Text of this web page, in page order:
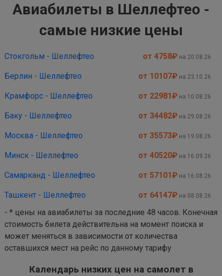
Авиабилеты в Шеллефтео -
самые низкие цены
Стокгольм - Шеллефтео от 4758₽ на 20.08.26
Берлин - Шеллефтео от 10107₽ на 23.10.26
Крамфорс - Шеллефтео от 22981₽ на 10.08.26
Баку - Шеллефтео от 34482₽ на 29.08.26
Москва - Шеллефтео от 35573₽ на 19.08.26
Минск - Шеллефтео от 40520₽ на 16.09.26
Самарканд - Шеллефтео от 57101₽ на 16.08.26
Ташкент - Шеллефтео от 64147₽ на 08.08.26
- * цены на авиабилеты за последние 48 часов. Конечная
стоимость билета действительна на момент поиска и
может меняться в зависимости от количества
оставшихся мест на рейс по данному тарифу
Календарь низких цен на самолет в